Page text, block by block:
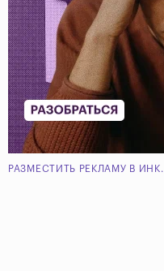
РАЗМЕСТИТЬ РЕКЛАМУ В ИНК.